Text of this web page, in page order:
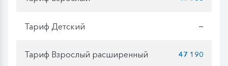
Тариф Детский —
Тариф Взрослый расширенный 47 190